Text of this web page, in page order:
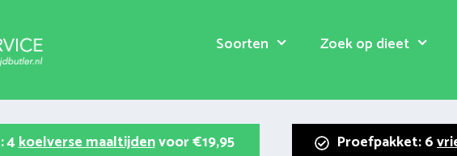
Soorten Zoek op dieet
4koelverse maaltijdenvoor €19,95 Proefpakket: 6